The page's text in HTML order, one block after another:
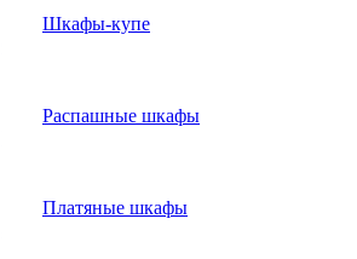
Шкафы-купе
Распашные шкафы
Платяные шкафы